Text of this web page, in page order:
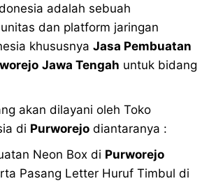
adalah sebuah
dan platform jaringan
khususnya Jasa Pembuatan
Jawa Tengah untuk bidang
akan dilayani oleh Toko
di Purworejo diantaranya :
Neon Box di Purworejo
Pasang Letter Huruf Timbul di